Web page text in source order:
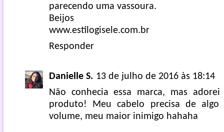
parecendo uma vassoura.
Beijos
www.estilogisele.com.br
Responder
Danielle S. 13 de julho de 2016 às 18:14
Não conhecia essa marca, mas
produto! Meu cabelo precisa de
volume, meu maior inimigo hahaha